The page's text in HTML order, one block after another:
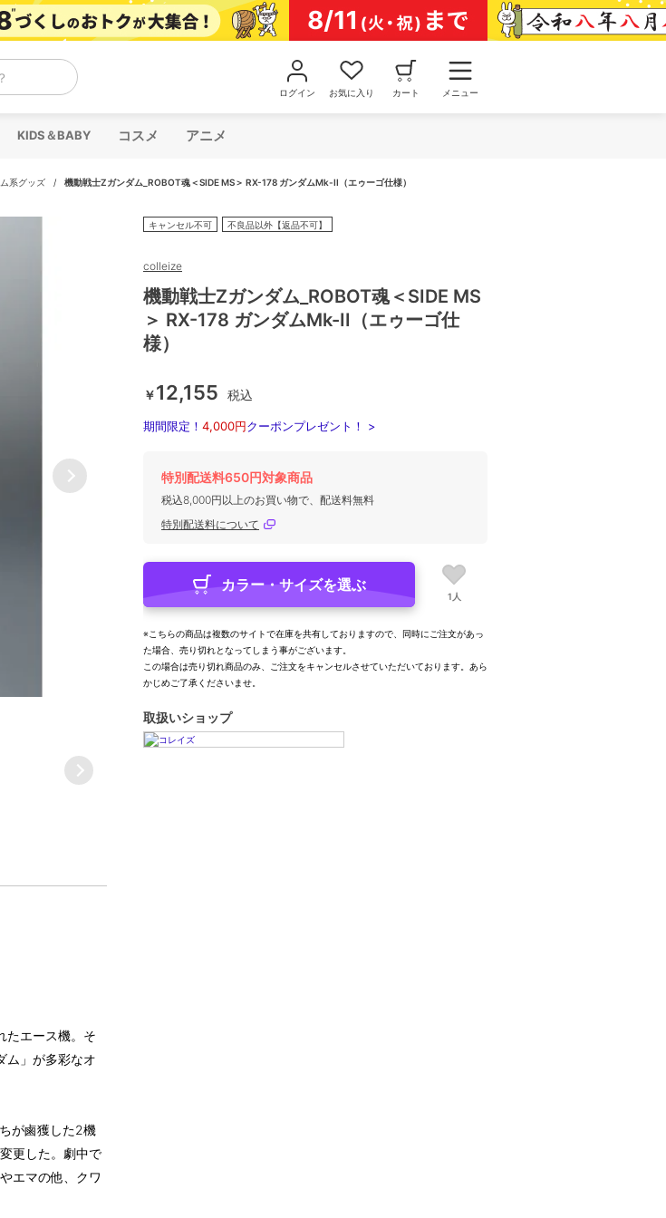
ログイン お気に入り カート メニュー
KIDS＆BABY コスメ アニメ
系グッズ / 機動戦士Ζガンダム_ROBOT魂＜SIDE MS＞ RX-178 ガンダムMk-II（エゥーゴ仕様）
たエース機。そ
ム」が多彩なオ
が鹵獲した2機
更した。劇中で
エマの他、クワ
キャンセル不可 不良品以外【返品不可】
colleize
機動戦士Ζガンダム_ROBOT魂＜SIDE MS
＞ RX-178 ガンダムMk-II（エゥーゴ仕
様）
￥12,155 税込
期間限定！ 4,000円クーポンプレゼント！ >
特別配送料650円対象商品
税込8,000円以上のお買い物で、配送料無料
特別配送料について
カラー・サイズを選ぶ
1人
※こちらの商品は複数のサイトで在庫を共有しておりますので、同時にご注文があっ
た場合、売り切れとなってしまう事がございます。
この場合は売り切れ商品のみ、ご注文をキャンセルさせていただいております。あら
かじめご了承くださいませ。
取扱いショップ